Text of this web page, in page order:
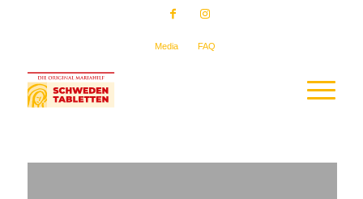
Media FAQ